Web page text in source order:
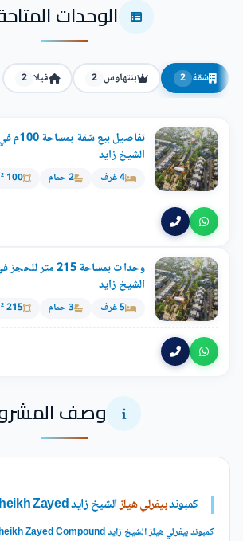
الوحدات
شقة 2 بنتهاوس 2 فيلا 2
تفاصيل
الشيخ زايد
4 غرف 2 حمام 100 m²
وحدات بمساحة 215
الشيخ زايد
5 غرف 3 حمام 215 m²
وصف
كمبوندبيفرلي هيلزالشيخ زايد Beverly Hills Sheikh Zayed
كمبوند بيفرلي هيلز الشيخ زايد Beverly Hills Sheikh Zayed Compound